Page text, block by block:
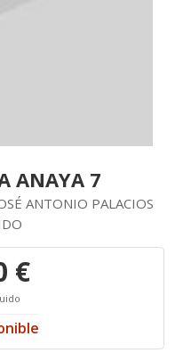
ANAYA 7
ANTONIO PALACIOS
€